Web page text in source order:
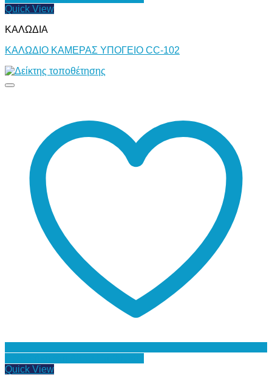
Quick View
ΚΑΛΩΔΙΑ
ΚΑΛΩΔΙΟ ΚΑΜΕΡΑΣ ΥΠΟΓΕΙΟ CC-102
Quick View